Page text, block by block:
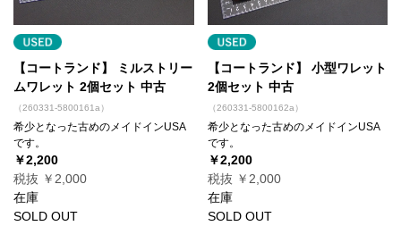
【コートランド】 ミルストリー
ムワレット 2個セット 中古
（260331-5800161a）
希少となった古めのメイドインUSA
です。
￥2,200
税抜 ￥2,000
在庫
SOLD OUT
【コートランド】 小型ワレット
2個セット 中古
（260331-5800162a）
希少となった古めのメイドインUSA
です。
￥2,200
税抜 ￥2,000
在庫
SOLD OUT